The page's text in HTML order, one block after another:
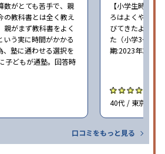
数がとても苦手で、親
の教科書とは全く教え
親がまず教科書をよく
いう実に時間がかかる
、塾に通わせる選択を
子どもが通塾。回答時
【小学生時の通
ろはよくやり方
びてきたようで
た（小学3〜6年
期:2023年3月）
40代 / 東京都 女
口コミをもっと見る